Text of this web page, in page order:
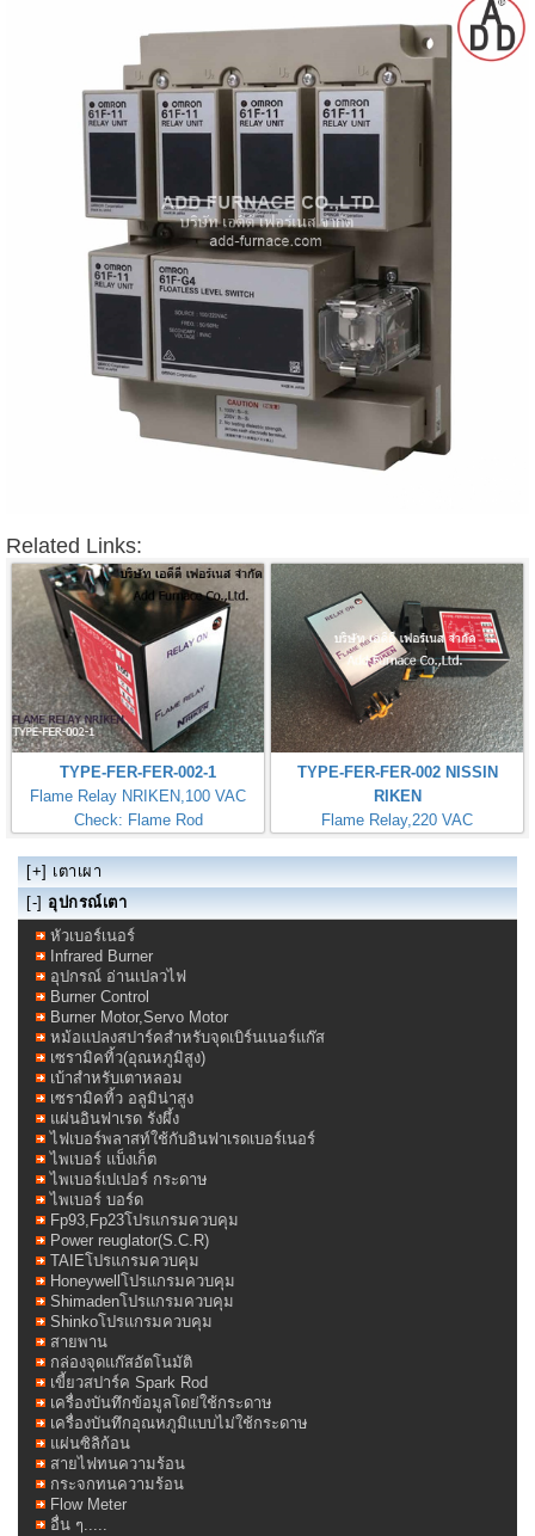
Related Links:
TYPE-FER-FER-002-1
Flame Relay NRIKEN,100 VAC
Check: Flame Rod
TYPE-FER-FER-002 NISSIN
RIKEN
Flame Relay,220 VAC
[+] เตาเผา
[-] อุปกรณ์เตา
หัวเบอร์เนอร์
Infrared Burner
อุปกรณ์ อ่านเปลวไฟ
Burner Control
Burner Motor,Servo Motor
หม้อแปลงสปาร์คสำหรับจุดเบิร์นเนอร์แก๊ส
เซรามิคทิ้ว(อุณหภูมิสูง)
เบ้าสำหรับเตาหลอม
เซรามิคทิ้ว อลูมิน่าสูง
แผ่นอินฟาเรด รังผึ้ง
ไฟเบอร์พลาสท์ใช้กับอินฟาเรดเบอร์เนอร์
ไพเบอร์ แบ็งเก็ต
ไพเบอร์เปเปอร์ กระดาษ
ไพเบอร์ บอร์ด
Fp93,Fp23โปรแกรมควบคุม
Power reuglator(S.C.R)
TAIEโปรแกรมควบคุม
Honeywellโปรแกรมควบคุม
Shimadenโปรแกรมควบคุม
Shinkoโปรแกรมควบคุม
สายพาน
กล่องจุดแก๊สอัตโนมัติ
เขี้ยวสปาร์ค Spark Rod
เครื่องบันทึกข้อมูลโดย่ใช้กระดาษ
เครื่องบันทึกอุณหภูมิแบบไม่ใช้กระดาษ
แผ่นซิลิก้อน
สายไฟทนความร้อน
กระจกทนความร้อน
Flow Meter
อื่น ๆ.....